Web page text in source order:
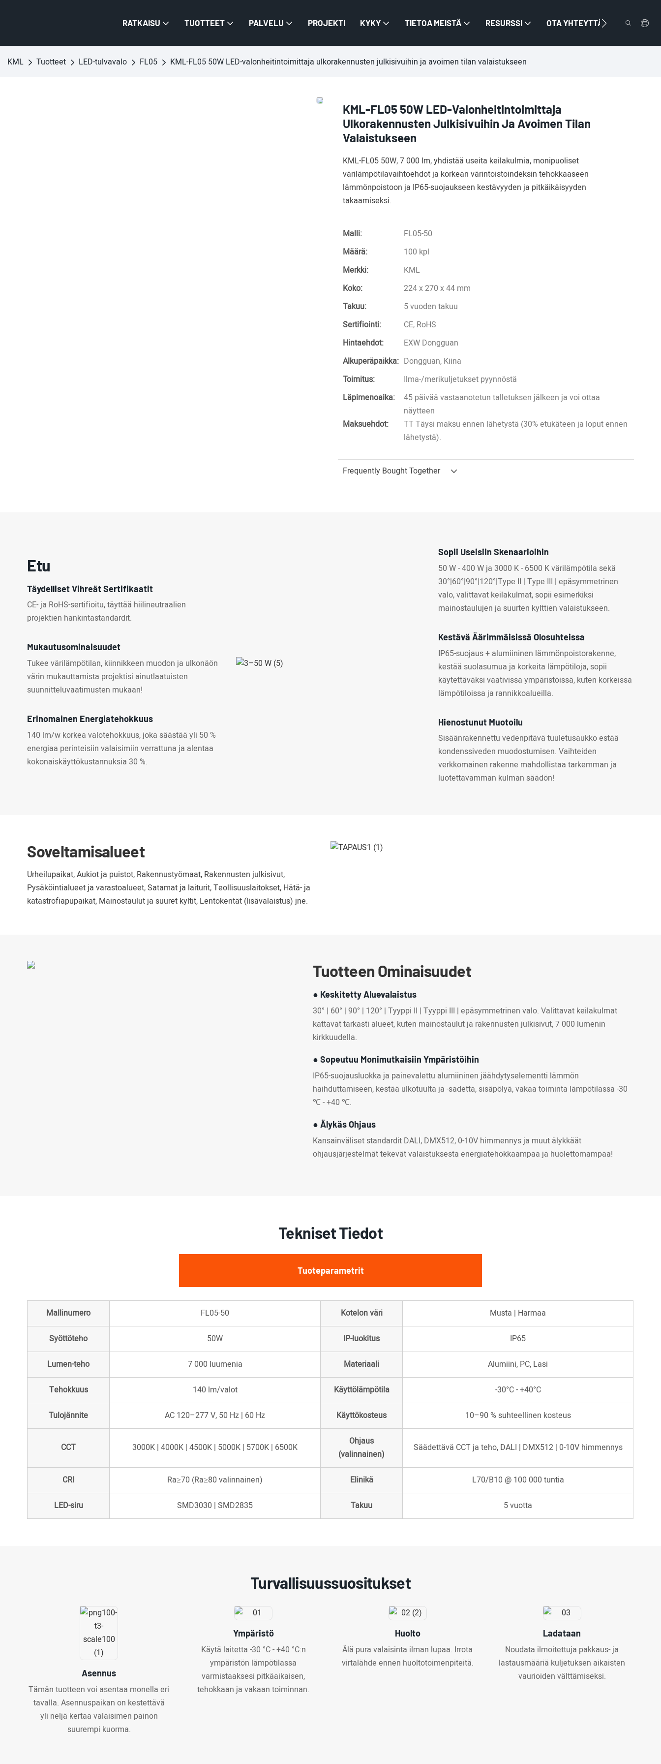
RATKAISU TUOTTEET PALVELU PROJEKTI KYKY TIETOA MEISTÄ RESURSSI OTA YHTEYTTÄ
KML Tuotteet LED-tulvavalo FL05 KML-FL05 50W LED-valonheitintoimittaja ulkorakennusten julkisivuihin ja avoimen tilan valaistukseen
KML-FL05 50W LED-Valonheitintoimittaja
Ulkorakennusten Julkisivuihin Ja Avoimen Tilan
Valaistukseen
KML-FL05 50W, 7 000 lm, yhdistää useita keilakulmia, monipuoliset
värilämpötilavaihtoehdot ja korkean värintoistoindeksin tehokkaaseen
lämmönpoistoon ja IP65-suojaukseen kestävyyden ja pitkäikäisyyden
takaamiseksi.
Malli:
FL05-50
Määrä:
100 kpl
Merkki:
KML
Koko:
224 x 270 x 44 mm
Takuu:
5 vuoden takuu
Sertifiointi:
CE, RoHS
Hintaehdot:
EXW Dongguan
Alkuperäpaikka: Dongguan, Kiina
Toimitus:
Ilma-/merikuljetukset pyynnöstä
Läpimenoaika:
45 päivää vastaanotetun talletuksen jälkeen ja voi ottaa
näytteen
Maksuehdot:
TT Täysi maksu ennen lähetystä (30% etukäteen ja loput ennen
lähetystä).
Frequently Bought Together
Etu
Täydelliset Vihreät Sertifikaatit
CE- ja RoHS-sertifioitu, täyttää hiilineutraalien
projektien hankintastandardit.
Mukautusominaisuudet
Tukee värilämpötilan, kiinnikkeen muodon ja ulkonäön
värin mukauttamista projektisi ainutlaatuisten
suunnitteluvaatimusten mukaan!
Erinomainen Energiatehokkuus
140 lm/w korkea valotehokkuus, joka säästää yli 50 %
energiaa perinteisiin valaisimiin verrattuna ja alentaa
kokonaiskäyttökustannuksia 30 %.
Sopii Useisiin Skenaarioihin
50 W - 400 W ja 3000 K - 6500 K värilämpötila sekä
30°|60°|90°|120°|Type II | Type III | epäsymmetrinen
valo, valittavat keilakulmat, sopii esimerkiksi
mainostaulujen ja suurten kylttien valaistukseen.
Kestävä Äärimmäisissä Olosuhteissa
IP65-suojaus + alumiininen lämmönpoistorakenne,
kestää suolasumua ja korkeita lämpötiloja, sopii
käytettäväksi vaativissa ympäristöissä, kuten korkeissa
lämpötiloissa ja rannikkoalueilla.
Hienostunut Muotoilu
Sisäänrakennettu vedenpitävä tuuletusaukko estää
kondenssiveden muodostumisen. Vaihteiden
verkkomainen rakenne mahdollistaa tarkemman ja
luotettavamman kulman säädön!
Soveltamisalueet
Urheilupaikat, Aukiot ja puistot, Rakennustyömaat, Rakennusten julkisivut,
Pysäköintialueet ja varastoalueet, Satamat ja laiturit, Teollisuuslaitokset, Hätä- ja
katastrofiapupaikat, Mainostaulut ja suuret kyltit, Lentokentät (lisävalaistus) jne.
Tuotteen Ominaisuudet
● Keskitetty Aluevalaistus
30° | 60° | 90° | 120° | Tyyppi II | Tyyppi III | epäsymmetrinen valo. Valittavat keilakulmat
kattavat tarkasti alueet, kuten mainostaulut ja rakennusten julkisivut, 7 000 lumenin
kirkkuudella.
● Sopeutuu Monimutkaisiin Ympäristöihin
IP65-suojausluokka ja painevalettu alumiininen jäähdytyselementti lämmön
haihduttamiseen, kestää ulkotuulta ja -sadetta, sisäpölyä, vakaa toiminta lämpötilassa -30
℃ - +40 ℃.
● Älykäs Ohjaus
Kansainväliset standardit DALI, DMX512, 0-10V himmennys ja muut älykkäät
ohjausjärjestelmät tekevät valaistuksesta energiatehokkaampaa ja huolettomampaa!
Tekniset Tiedot
Tuoteparametrit
Mallinumero FL05-50 Kotelon väri Musta | Harmaa
Syöttöteho 50W IP-luokitus IP65
Lumen-teho 7 000 luumenia Materiaali Alumiini, PC, Lasi
Tehokkuus 140 lm/valot Käyttölämpötila -30°C - +40°C
Tulojännite AC 120–277 V, 50 Hz | 60 Hz Käyttökosteus 10–90 % suhteellinen kosteus
CCT 3000K | 4000K | 4500K | 5000K | 5700K | 6500K
Ohjaus
(valinnainen)
Säädettävä CCT ja teho, DALI | DMX512 | 0-10V himmennys
CRI Ra≥70 (Ra≥80 valinnainen) Elinikä L70/B10 @ 100 000 tuntia
LED-siru SMD3030 | SMD2835 Takuu 5 vuotta
Turvallisuussuositukset
Asennus
Tämän tuotteen voi asentaa monella eri
tavalla. Asennuspaikan on kestettävä
yli neljä kertaa valaisimen painon
suurempi kuorma.
Ympäristö
Käytä laitetta -30 °C - +40 °C:n
ympäristön lämpötilassa
varmistaaksesi pitkäaikaisen,
tehokkaan ja vakaan toiminnan.
Huolto
Älä pura valaisinta ilman lupaa. Irrota
virtalähde ennen huoltotoimenpiteitä.
Ladataan
Noudata ilmoitettuja pakkaus- ja
lastausmääriä kuljetuksen aikaisten
vaurioiden välttämiseksi.